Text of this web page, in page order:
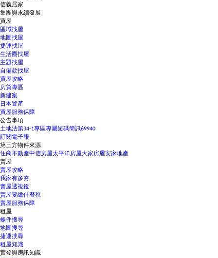
信義居家
集團與永續發展
買屋
區域找屋
地圖找屋
捷運找屋
生活圈找屋
主題找屋
自備款找屋
買屋攻略
房貸專區
新建案
日本置產
買屋服務保障
公告事項
土地法第34-1專區專屬短碼簡訊69940
訂閱電子報
第三方物件來源
住商不動產中信房屋太平洋房屋大家房屋安家地產
賣屋
賣屋攻略
我家有多夯
賣屋透視鏡
賣屋要繳什麼稅
賣屋服務保障
租屋
條件搜尋
地圖搜尋
捷運搜尋
租屋知識
實登與房訊知識